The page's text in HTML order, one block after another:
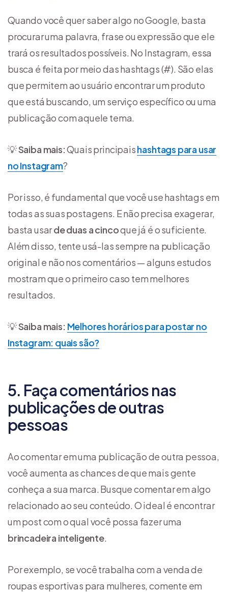
Quando você quer saber algo no Google, basta
procurar uma palavra, frase ou expressão que ele
trará os resultados possíveis. No Instagram, essa
busca é feita por meio das hashtags (#). São elas
que permitem ao usuário encontrar um produto
que está buscando, um serviço específico ou uma
publicação com aquele tema.
💡Saiba mais:Quais principaishashtags para usar
no Instagram?
Por isso, é fundamental que você use hashtags em
todas as suas postagens. E não precisa exagerar,
basta usarde duas a cincoque já é o suficiente.
Além disso, tente usá-las sempre na publicação
original e não nos comentários — alguns estudos
mostram que o primeiro caso tem melhores
resultados.
💡Saiba mais: Melhores horários para postar no
Instagram: quais são?
5. Faça comentários nas
publicações de outras
pessoas
Ao comentar em uma publicação de outra pessoa,
você aumenta as chances de que mais gente
conheça a sua marca. Busque comentar em algo
relacionado ao seu conteúdo. O ideal é encontrar
um post com o qual você possa fazer uma
brincadeira inteligente.
Por exemplo, se você trabalha com a venda de
roupas esportivas para mulheres, comente em